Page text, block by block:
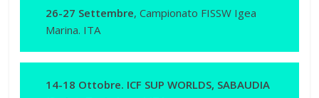
26-27 Settembre, Campionato FISSW Igea
Marina. ITA
14-18 Ottobre. ICF SUP WORLDS, SABAUDIA